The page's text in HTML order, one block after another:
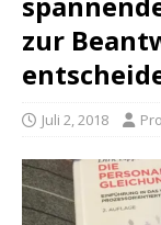
zur
Juli 2, 2018